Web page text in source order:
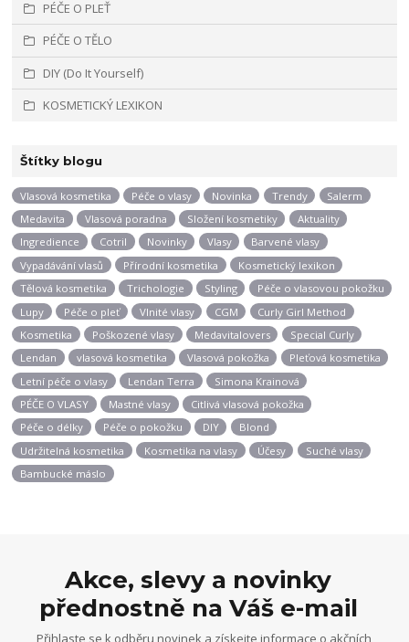
PÉČE O PLEŤ
PÉČE O TĚLO
DIY (Do It Yourself)
KOSMETICKÝ LEXIKON
Štítky blogu
Vlasová kosmetika Péče o vlasy Novinka Trendy
Salerm
Medavita
Vlasová poradna Složení kosmetiky
Aktuality
Ingredience
Cotril Novinky Vlasy
Barvené vlasy
Vypadávání vlasů
Přírodní kosmetika
Kosmetický lexikon
Tělová kosmetika
Trichologie Styling
Péče o vlasovou pokožku
Lupy
Péče o pleť Vlnité vlasy CGM
Curly Girl Method
Kosmetika
Poškozené vlasy Medavitalovers
Special Curly
Lendan
vlasová kosmetika Vlasová pokožka
Pleťová kosmetika
Letní péče o vlasy
Lendan Terra
Simona Krainová
PÉČE O VLASY
Mastné vlasy
Citlivá vlasová pokožka
Péče o délky
Péče o pokožku DIY
Blond
Udržitelná kosmetika
Kosmetika na vlasy Účesy
Suché vlasy
Bambucké máslo
Akce, slevy a novinky
přednostně na Váš e-mail
Přihlaste se k odběru novinek a získejte informace o akčních